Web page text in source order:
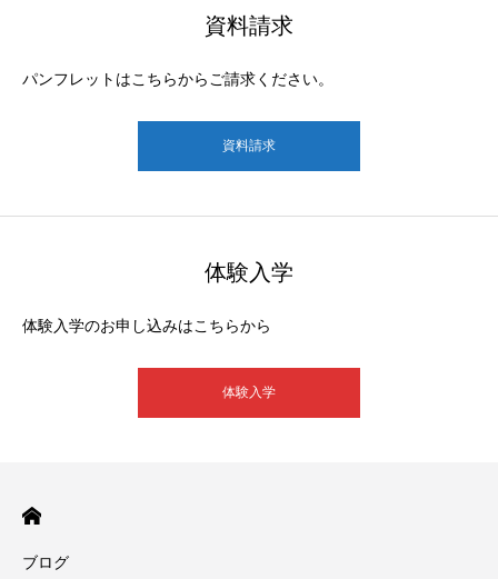
資料請求
パンフレットはこちらからご請求ください。
資料請求
体験入学
体験入学のお申し込みはこちらから
体験入学
ブログ